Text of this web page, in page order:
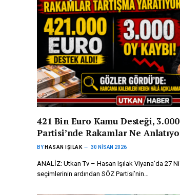
421 Bin Euro Kamu Desteği, 3.000
Partisi’nde Rakamlar Ne
BY HASAN IŞILAK 30 NISAN 2026
ANALİZ: Utkan Tv – Hasan Işılak Viyana’da 27
seçimlerinin ardından SÖZ Partisi’nin…